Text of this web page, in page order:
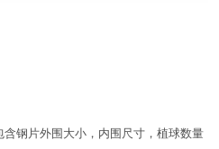
钢片外围大小，内围尺寸，植球数量